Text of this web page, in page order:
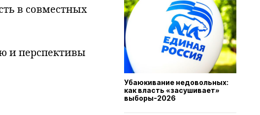
в совместных
и перспективы
Убаюкивание недовольных:
как власть «засушивает»
выборы-2026